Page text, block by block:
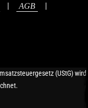
AGB
(UStG) wird